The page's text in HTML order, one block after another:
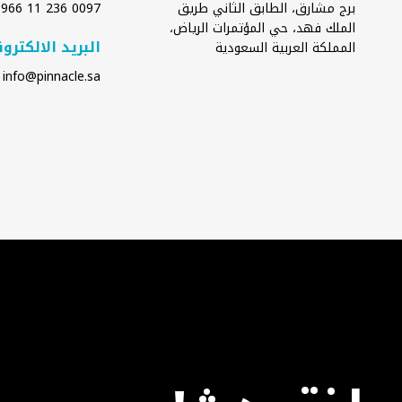
برج مشارق، الطابق الثاني طريق
الملك فهد، حي المؤتمرات الرياض،
المملكة العربية السعودية
0097 236 11 966+
البريد
info@pinnacle.sa